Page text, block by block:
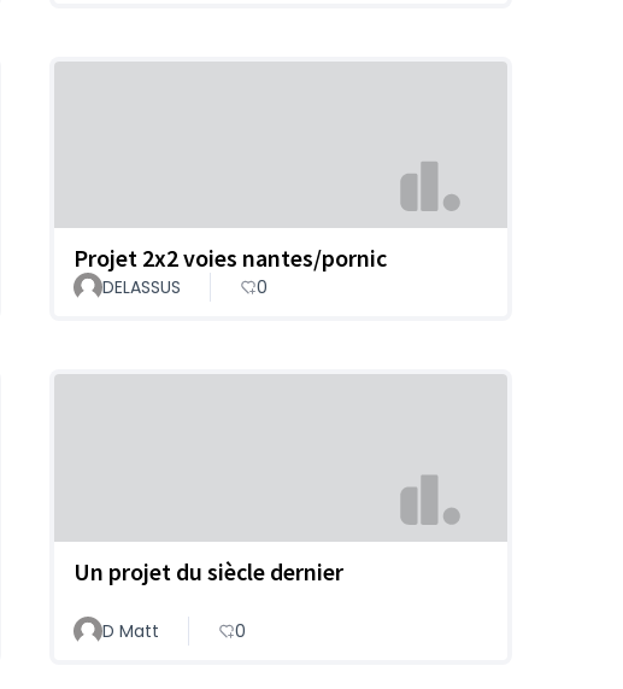
Projet 2x2 voies nantes/pornic
DELASSUS 0
Un projet du siècle dernier
D Matt 0